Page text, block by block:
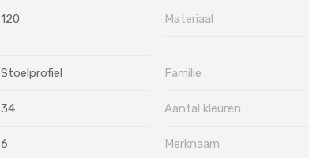
120 Materiaal
Stoelprofiel Familie
34 Aantal kleuren
6 Merknaam